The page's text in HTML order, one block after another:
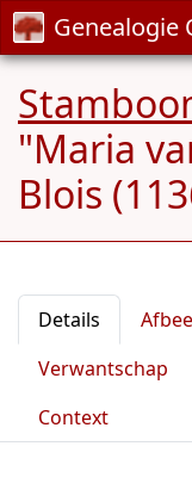
Genealogie
"Maria
Blois
Details
Verwantschap
Context